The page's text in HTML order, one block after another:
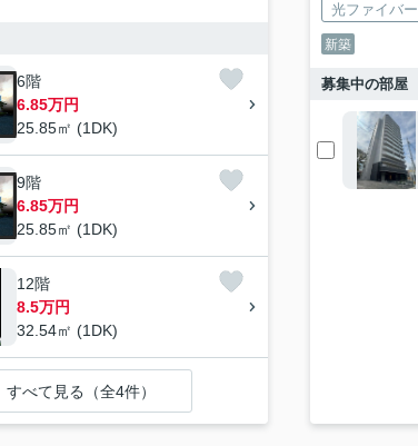
6階
6.85万円
25.85㎡ (1DK)
9階
6.85万円
25.85㎡ (1DK)
12階
8.5万円
32.54㎡ (1DK)
すべて見る（全4件）
光ファイバー
新築
募集中の部屋